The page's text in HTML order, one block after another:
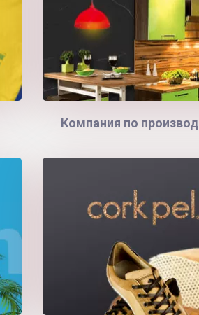
Компания по